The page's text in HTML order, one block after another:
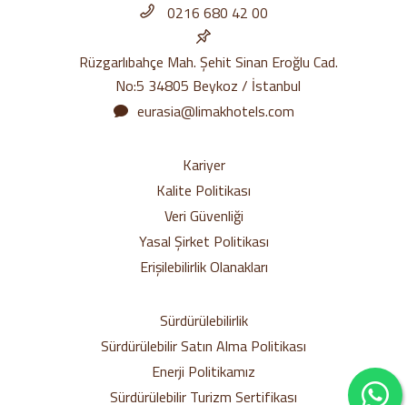
0216 680 42 00
Rüzgarlıbahçe Mah. Şehit Sinan Eroğlu Cad.
No:5 34805 Beykoz / İstanbul
eurasia@limakhotels.com
Kariyer
Kalite Politikası
Veri Güvenliği
Yasal Şirket Politikası
Erişilebilirlik Olanakları
Sürdürülebilirlik
Sürdürülebilir Satın Alma Politikası
Enerji Politikamız
Sürdürülebilir Turizm Sertifikası